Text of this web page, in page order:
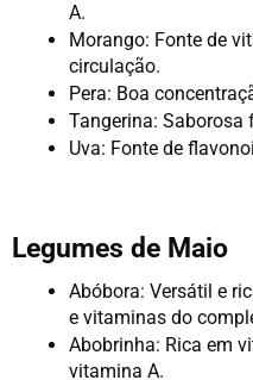
A.
Morango: Fonte de
circulação.
Pera: Boa
Tangerina: Saborosa
Uva: Fonte de
Legumes de Maio
Abóbora: Versátil e
e vitaminas do
Abobrinha: Rica em
vitamina A.